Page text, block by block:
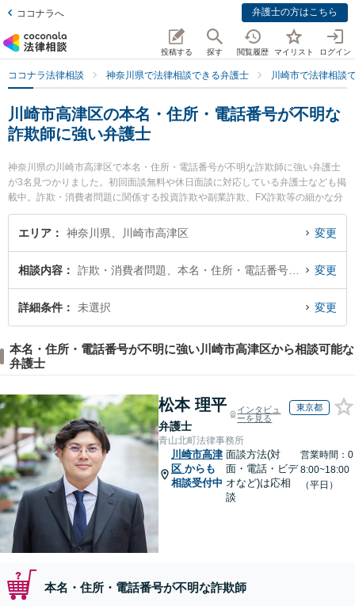
ココナラへ 弁護士の方はこちら
投稿する 探す 閲覧履歴 マイリスト ログイン
ココナラ法律相談 神奈川県で法律相談できる弁護士 川崎市で法律相談
川崎市高津区の本名・住所・電話番号が不明な
詐欺師に強い弁護士
神奈川県の川崎市高津区で本名・住所・電話番号が不明な詐欺師に強い弁護士
が3名見つかりました。初回面談無料や休日面談に対応している弁護士なども掲
載中。詐欺・消費者問題に関係する投資詐欺や副業詐欺、FX詐欺等の細かな分
野での絞り込み検索もでき便利です。特に溝の口吉田法律事務所の吉田 誠弁護
士や弁護士法人アライズ溝の口法律事務所の瀧澤 幹太弁護士、溝の口総合法律
不明な詐欺師のトラブルを今すぐに弁護士に相談したい』『本名・住所・電話
番号が不明な詐欺師のトラブル解決の実績豊富な近くの弁護士を検索したい』
『初回相談無料で本名・住所・電話番号が不明な詐欺師を法律相談できる川崎
エリア 神奈川県、川崎市高津区 変更
相談内容 変更
詳細条件 未選択 変更
本名・住所・電話番号が不明に強い川崎市高津区から相談可能な
弁護士
松本 理平
弁護士
インタビュ
ーを見る
東京都
青山北町法律事務所
川崎市高津
区 からも
相談受付中
面談方法(対
面・電話・ビデ
オなど)は応相
談
営業時間：0
8:00~18:00
（平日）
本名・住所・電話番号が不明な詐欺師